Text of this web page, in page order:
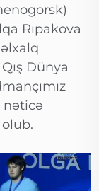
Rıpakova
Dünya
nəticə